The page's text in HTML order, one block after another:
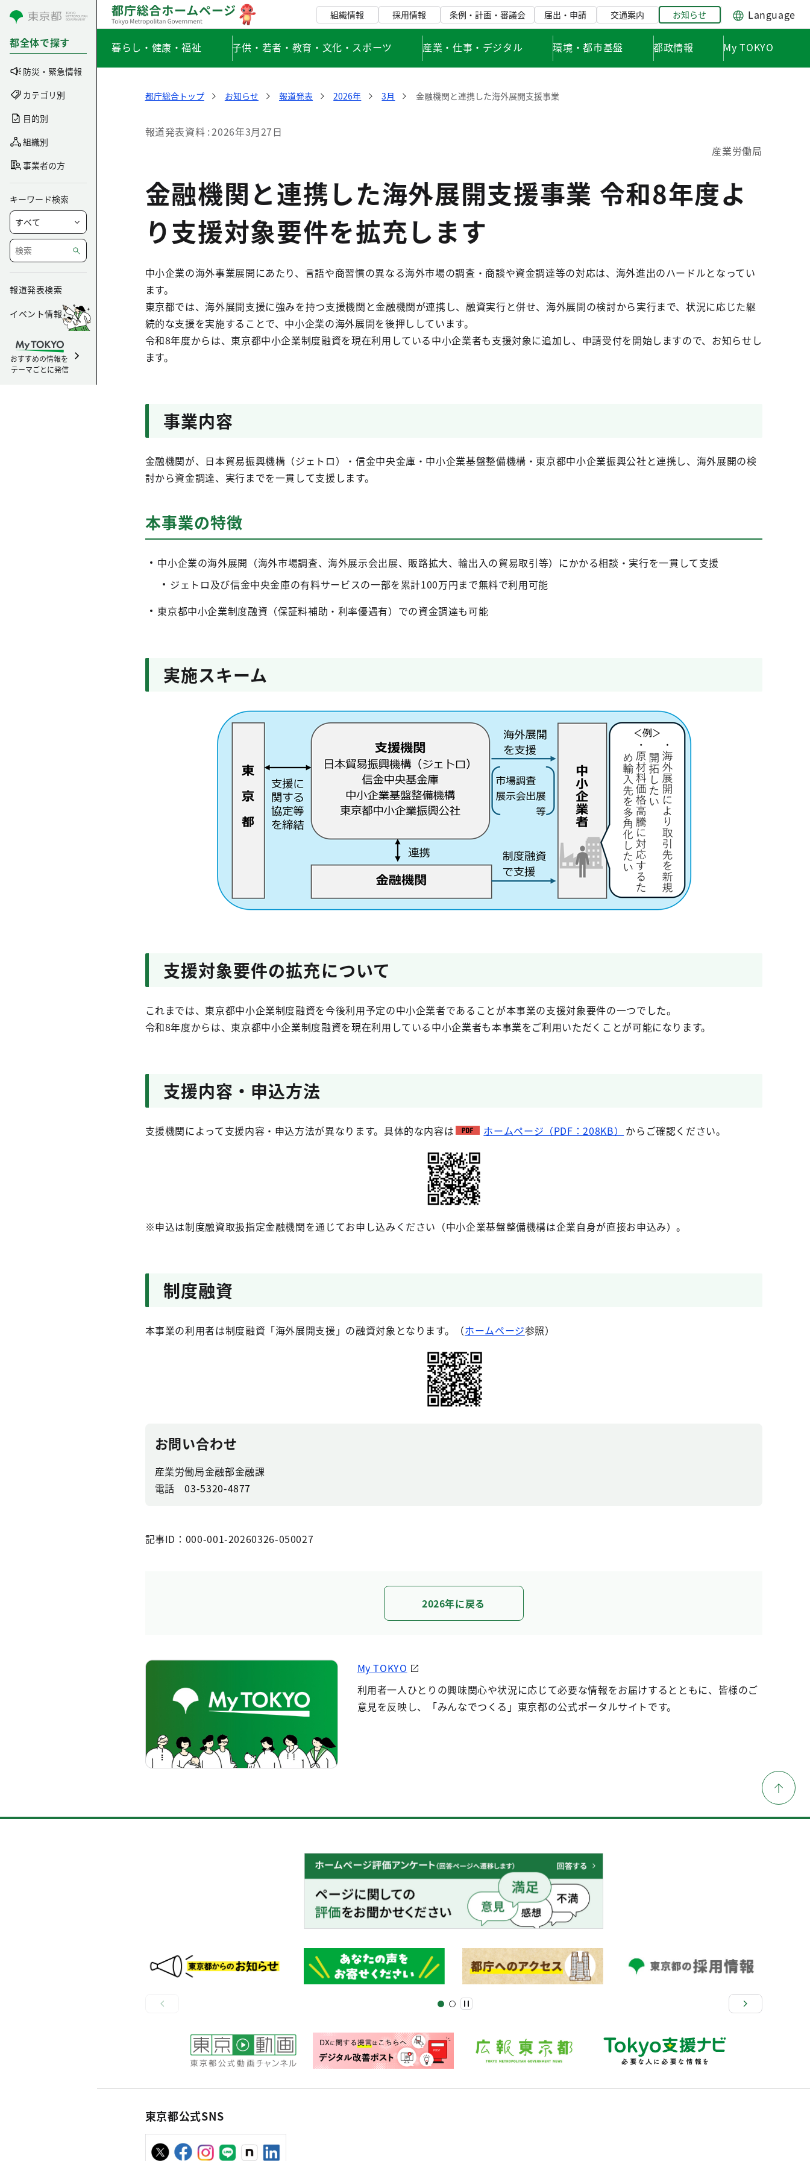
コンテンツにスキップ
都全体で探す
防災・緊急情報
カテゴリ別
目的別
組織別
事業者の方
キーワード検索
報道発表検索
イベント情報
おすすめの情報を
テーマごとに発信
組織情報 採用情報 条例・計画・審議会 届出・申請 交通案内 お知らせ Language
暮らし・健康・福祉 子供・若者・教育・文化・スポーツ 産業・仕事・デジタル 環境・都市基盤 都政情報 My TOKYO
都庁総合トップ お知らせ 報道発表 2026年 3月 金融機関と連携した海外展開支援事業
報道発表資料 2026年3月27日
産業労働局
金融機関と連携した海外展開支援事業 令和8年度よ
り支援対象要件を拡充します
中小企業の海外事業展開にあたり、言語や商習慣の異なる海外市場の調査・商談や資金調達等の対応は、海外進出のハードルとなってい
ます。
東京都では、海外展開支援に強みを持つ支援機関と金融機関が連携し、融資実行と併せ、海外展開の検討から実行まで、状況に応じた継
続的な支援を実施することで、中小企業の海外展開を後押ししています。
令和8年度からは、東京都中小企業制度融資を現在利用している中小企業者も支援対象に追加し、申請受付を開始しますので、お知らせし
ます。
事業内容
金融機関が、日本貿易振興機構（ジェトロ）・信金中央金庫・中小企業基盤整備機構・東京都中小企業振興公社と連携し、海外展開の検
討から資金調達、実行までを一貫して支援します。
本事業の特徴
中小企業の海外展開（海外市場調査、海外展示会出展、販路拡大、輸出入の貿易取引等）にかかる相談・実行を一貫して支援
ジェトロ及び信金中央金庫の有料サービスの一部を累計100万円まで無料で利用可能
東京都中小企業制度融資（保証料補助・利率優遇有）での資金調達も可能
実施スキーム
支援対象要件の拡充について
これまでは、東京都中小企業制度融資を今後利用予定の中小企業者であることが本事業の支援対象要件の一つでした。
令和8年度からは、東京都中小企業制度融資を現在利用している中小企業者も本事業をご利用いただくことが可能になります。
支援内容・申込方法
支援機関によって支援内容・申込方法が異なります。具体的な内容は ホームページ（PDF：208KB） からご確認ください。
※申込は制度融資取扱指定金融機関を通じてお申し込みください（中小企業基盤整備機構は企業自身が直接お申込み）。
制度融資
本事業の利用者は制度融資「海外展開支援」の融資対象となります。（ホームページ参照）
お問い合わせ
産業労働局金融部金融課
電話03-5320-4877
記事ID：000-001-20260326-050027
2026年に戻る
My TOKYO
利用者一人ひとりの興味関心や状況に応じて必要な情報をお届けするとともに、皆様のご
意見を反映し、「みんなでつくる」東京都の公式ポータルサイトです。
東京都公式SNS